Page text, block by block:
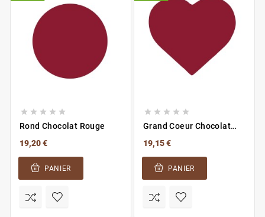
    
Rond Chocolat Rouge
19,20 €
PANIER
    
Grand Coeur Chocolat
19,15 €
PANIER